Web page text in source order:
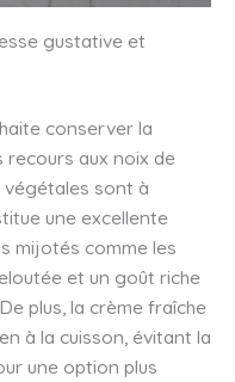
gustative et
conserver la
recours aux noix de
sont à
une excellente
mijotés comme les
et un goût riche
plus, la crème fraîche
à la cuisson, évitant la
une option plus